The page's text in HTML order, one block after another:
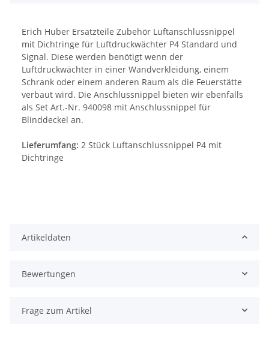
Erich Huber Ersatzteile Zubehör Luftanschlussnippel
mit Dichtringe für Luftdruckwächter P4 Standard und
Signal. Diese werden benötigt wenn der
Luftdruckwächter in einer Wandverkleidung, einem
Schrank oder einem anderen Raum als die Feuerstätte
verbaut wird. Die Anschlussnippel bieten wir ebenfalls
als Set Art.-Nr. 940098 mit Anschlussnippel für
Blinddeckel an.
Lieferumfang: 2 Stück Luftanschlussnippel P4 mit
Dichtringe
Artikeldaten
Bewertungen
Frage zum Artikel